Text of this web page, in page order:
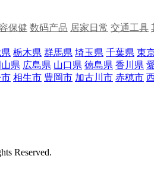
保健 数码产品 居家日常 交通工具
栃木県 群馬県 埼玉県 千葉県 東
山県 広島県 山口県 徳島県 香川県
相生市 豊岡市 加古川市 赤穂市
Reserved.